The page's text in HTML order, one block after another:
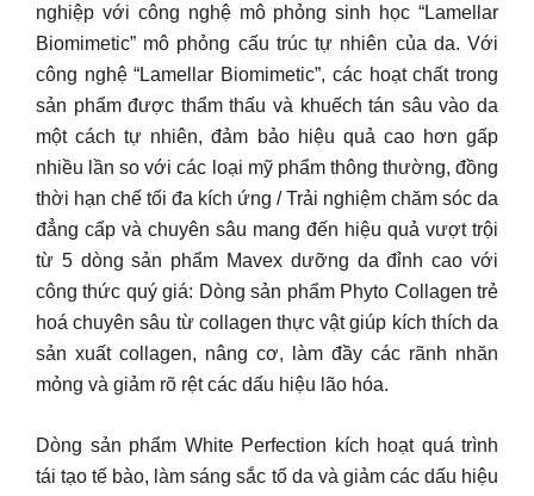
nghiệp với công nghệ mô phỏng sinh học “Lamellar
Biomimetic” mô phỏng cấu trúc tự nhiên của da. Với
công nghệ “Lamellar Biomimetic”, các hoạt chất trong
sản phẩm được thẩm thấu và khuếch tán sâu vào da
một cách tự nhiên, đảm bảo hiệu quả cao hơn gấp
nhiều lần so với các loại mỹ phẩm thông thường, đồng
thời hạn chế tối đa kích ứng / Trải nghiệm chăm sóc da
đẳng cấp và chuyên sâu mang đến hiệu quả vượt trội
từ 5 dòng sản phẩm Mavex dưỡng da đỉnh cao với
công thức quý giá: Dòng sản phẩm Phyto Collagen trẻ
hoá chuyên sâu từ collagen thực vật giúp kích thích da
sản xuất collagen, nâng cơ, làm đầy các rãnh nhăn
mỏng và giảm rõ rệt các dấu hiệu lão hóa.
Dòng sản phẩm White Perfection kích hoạt quá trình
tái tạo tế bào, làm sáng sắc tố da và giảm các dấu hiệu